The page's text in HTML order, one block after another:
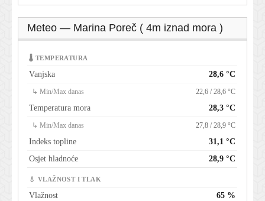
Meteo — Marina Poreč ( 4m iznad mora )
🌡 TEMPERATURA
Vanjska 28,6 °C
↳ Min/Max danas 22,6 / 28,6 °C
Temperatura mora 28,3 °C
↳ Min/Max danas 27,8 / 28,9 °C
Indeks topline
31,1 °C
Osjet hladnoće
28,9 °C
💧 VLAŽNOST I TLAK
Vlažnost
65 %